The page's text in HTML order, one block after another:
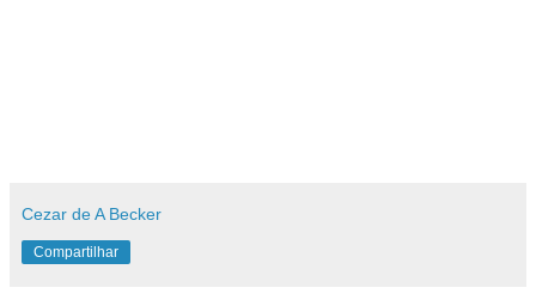
Cezar de A Becker
Compartilhar